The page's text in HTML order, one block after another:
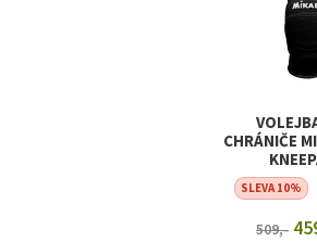
CHRÁNIČE
SLEVA 10%
509,-